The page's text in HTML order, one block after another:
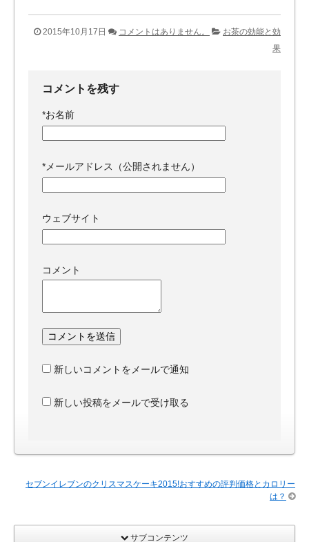
2015年10月17日 コメントはありません。
お茶の効能と効
果
コメントを残す
*お名前
*メールアドレス（公開されません）
ウェブサイト
コメント
新しいコメントをメールで通知
新しい投稿をメールで受け取る
セブンイレブンのクリスマスケーキ2015!おすすめの評判価格とカロリー
は？
サブコンテンツ